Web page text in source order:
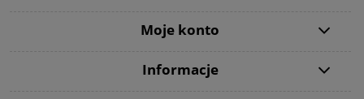
Moje konto
Informacje